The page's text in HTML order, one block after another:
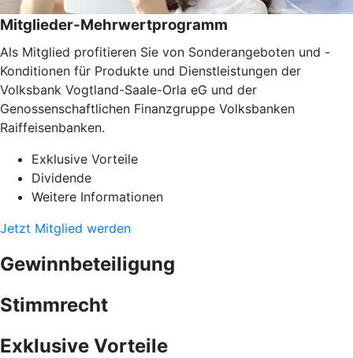
Mitglieder-Mehrwertprogramm
Als Mitglied profitieren Sie von Sonderangeboten und -
Konditionen für Produkte und Dienstleistungen der
Volksbank Vogtland-Saale-Orla eG und der
Genossenschaftlichen Finanzgruppe Volksbanken
Raiffeisenbanken.
Exklusive Vorteile
Dividende
Weitere Informationen
Jetzt Mitglied werden
Gewinnbeteiligung
Stimmrecht
Exklusive Vorteile